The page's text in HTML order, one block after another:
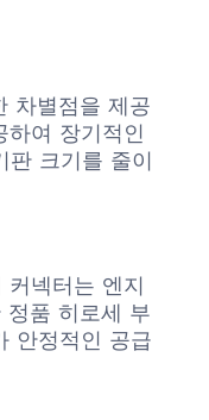
차별점을 제공
여 장기적인
판 크기를 줄이
넥터는 엔지
품 히로세 부
안정적인 공급